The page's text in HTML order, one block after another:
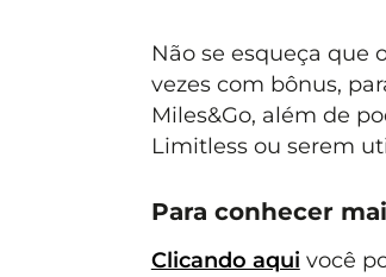
Não se esqueça que
vezes com bônus,
Miles&Go, além de
Limitless ou serem
Para conhecer
Clicando aqui você